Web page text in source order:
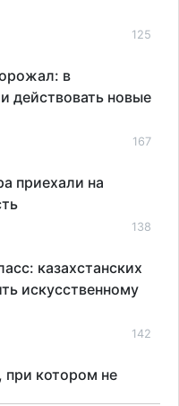
125
в
действовать новые
167
приехали на
138
казахстанских
искусственному
142
при котором не